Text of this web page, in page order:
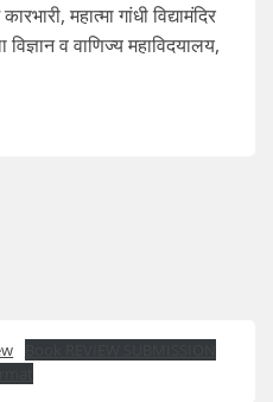
महात्मा गांधी विद्यामंदिर
व वाणिज्य महाविदयालय,